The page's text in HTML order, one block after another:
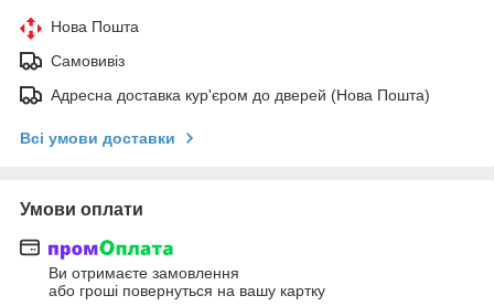
Нова Пошта
Самовивіз
Адресна доставка кур'єром до дверей (Нова Пошта)
Всі умови доставки
Умови оплати
Ви отримаєте замовлення
або гроші повернуться на вашу картку